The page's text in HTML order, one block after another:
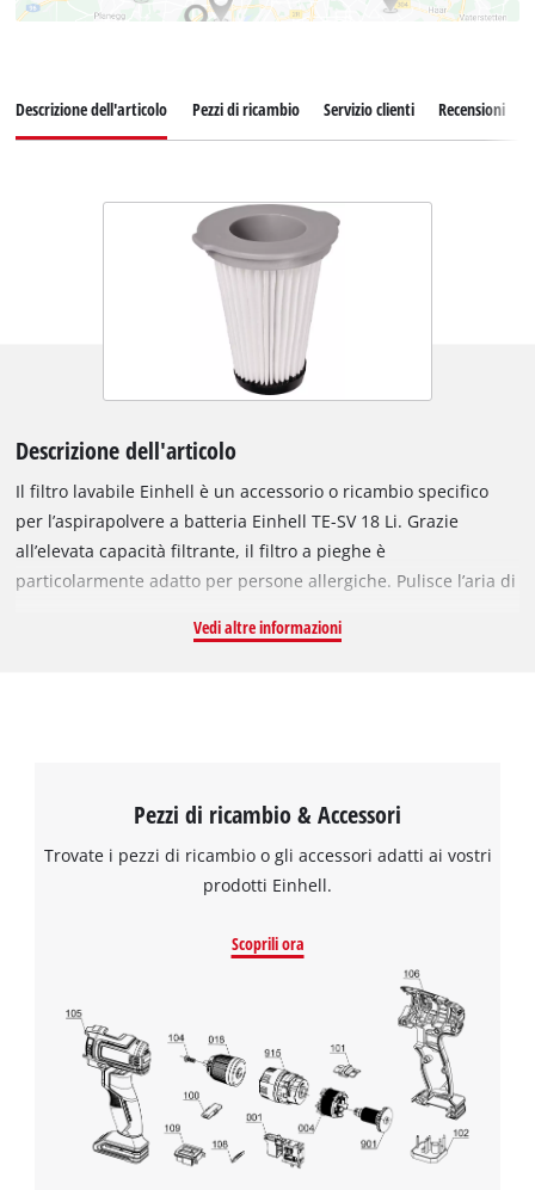
Descrizione dell'articolo Pezzi di ricambio Servizio clienti Recensioni
Descrizione dell'articolo
Il filtro lavabile Einhell è un accessorio o ricambio specifico
per l’aspirapolvere a batteria Einhell TE-SV 18 Li. Grazie
all’elevata capacità filtrante, il filtro a pieghe è
particolarmente adatto per persone allergiche. Pulisce l’aria di
dell’apparecchio proteggendo il motore dalle impurità. Il filtro
Vedi altre informazioni
Pezzi di ricambio & Accessori
Trovate i pezzi di ricambio o gli accessori adatti ai vostri
prodotti Einhell.
Scoprili ora